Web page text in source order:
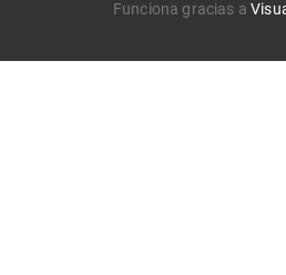
Funciona gracias a